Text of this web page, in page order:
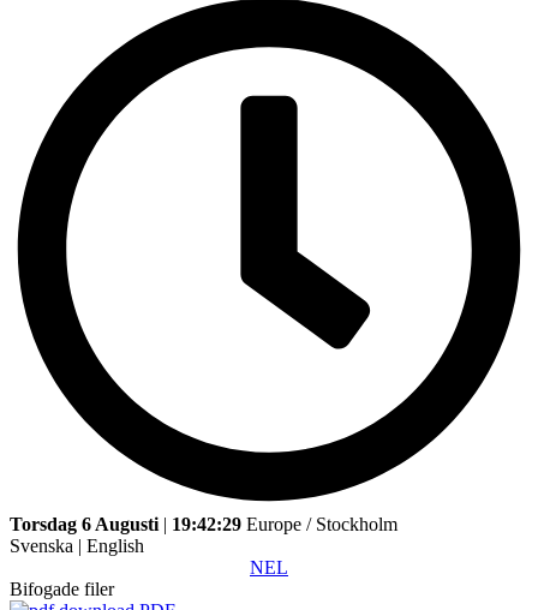
Torsdag 6 Augusti | 19:42:29 Europe / Stockholm
Svenska | English
NEL
Bifogade filer